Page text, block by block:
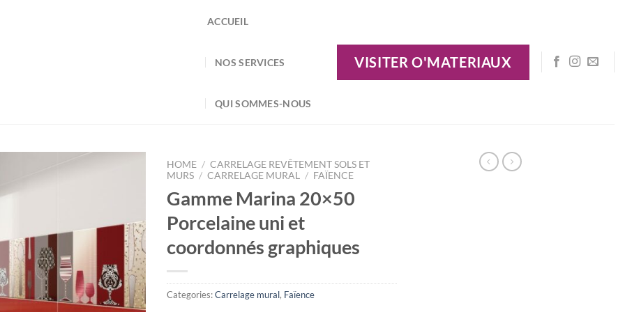
ACCUEIL
NOS SERVICES
QUI SOMMES-NOUS
VISITER O'MATERIAUX
HOME / CARRELAGE REVÊTEMENT SOLS ET
MURS / CARRELAGE MURAL / FAÏENCE
Gamme Marina 20×50
Porcelaine uni et
coordonnés graphiques
Categories:Carrelage mural, Faïence